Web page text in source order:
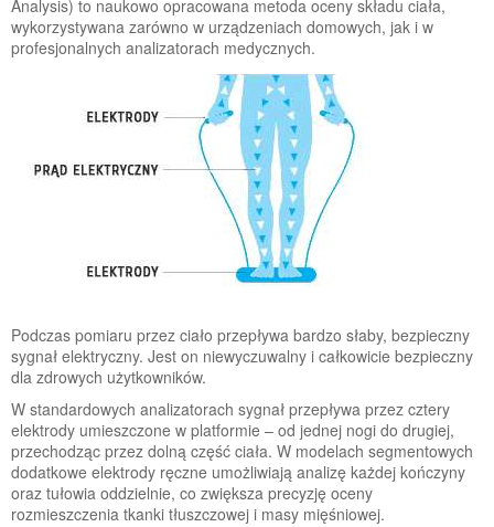
Analysis) to naukowo opracowana metoda oceny składu ciała,
wykorzystywana zarówno w urządzeniach domowych, jak i w
profesjonalnych analizatorach medycznych.
Podczas pomiaru przez ciało przepływa bardzo słaby, bezpieczny
sygnał elektryczny. Jest on niewyczuwalny i całkowicie bezpieczny
dla zdrowych użytkowników.
W standardowych analizatorach sygnał przepływa przez cztery
elektrody umieszczone w platformie – od jednej nogi do drugiej,
przechodząc przez dolną część ciała. W modelach segmentowych
dodatkowe elektrody ręczne umożliwiają analizę każdej kończyny
oraz tułowia oddzielnie, co zwiększa precyzję oceny
rozmieszczenia tkanki tłuszczowej i masy mięśniowej.